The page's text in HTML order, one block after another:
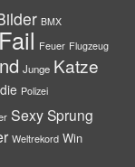
BMX
Fail Feuer Flugzeug
Junge Katze
Polizei
SexySprung
Weltrekord Win